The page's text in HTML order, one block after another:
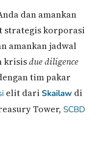
dan amankan
strategis korporasi
amankan jadwal
krisisdue diligence
tim pakar
elit dari Skailaw di
Tower, SCBD